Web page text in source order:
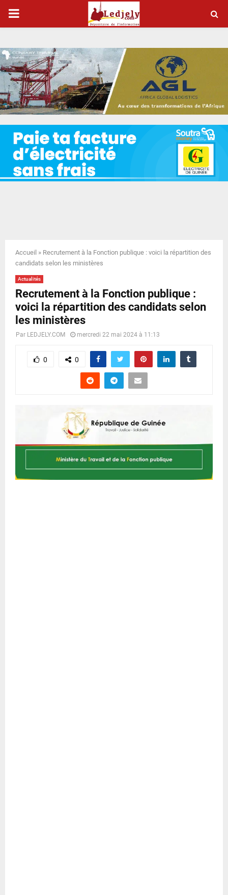
P
I
M
A
R
Y
N
U
Accueil » Recrutement à la Fonction publique : voici la répartition des
candidats selon les ministères
Actualités
Recrutement à la Fonction publique :
voici la répartition des candidats selon
les ministères
Par LEDJELY.COM mercredi 22 mai 2024 à 11:13
0 0